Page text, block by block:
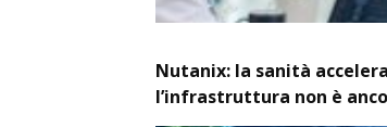
Nutanix: la sanità
l’infrastruttura non è